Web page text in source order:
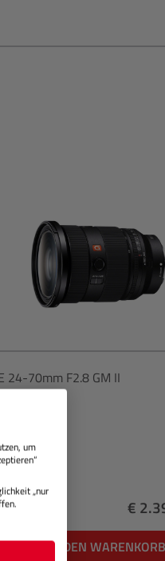
24-70mm F2.8 GM II
Lagernd
€
IN DEN WARENKORB
um
„nur